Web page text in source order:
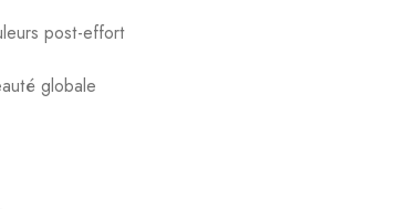
post-effort
globale